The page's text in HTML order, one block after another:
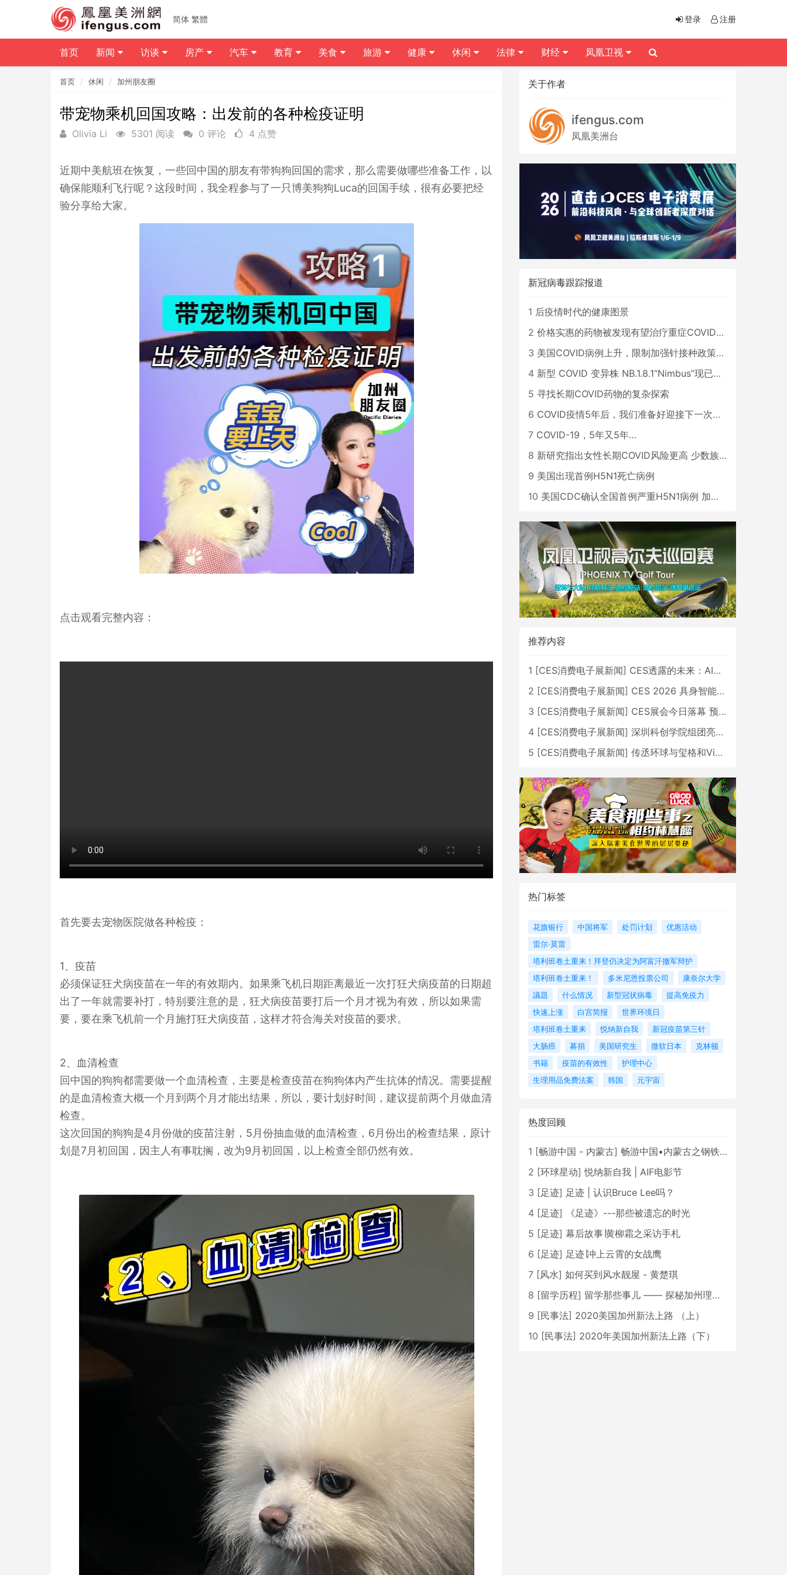
首页 休闲 加州朋友圈
带宠物乘机回国攻略：出发前的各种检疫证明
Olivia Li 5301 阅读 0 评论 4 点赞
近期中美航班在恢复，一些回中国的朋友有带狗狗回国的需求，那么需要做哪些准备工作，以
确保能顺利飞行呢？这段时间，我全程参与了一只博美狗狗Luca的回国手续，很有必要把经
验分享给大家。
点击观看完整内容：
首先要去宠物医院做各种检疫：
1、疫苗
必须保证狂犬病疫苗在一年的有效期内。如果乘飞机日期距离最近一次打狂犬病疫苗的日期超
出了一年就需要补打，特别要注意的是，狂犬病疫苗要打后一个月才视为有效，所以如果需
要，要在乘飞机前一个月施打狂犬病疫苗，这样才符合海关对疫苗的要求。
2、血清检查
回中国的狗狗都需要做一个血清检查，主要是检查疫苗在狗狗体内产生抗体的情况。需要提醒
的是血清检查大概一个月到两个月才能出结果，所以，要计划好时间，建议提前两个月做血清
检查。
这次回国的狗狗是4月份做的疫苗注射，5月份抽血做的血清检查，6月份出的检查结果，原计
划是7月初回国，因主人有事耽搁，改为9月初回国，以上检查全部仍然有效。
关于作者
ifengus.com
凤凰美洲台
新冠病毒跟踪报道
1 后疫情时代的健康图景
2 价格实惠的药物被发现有望治疗重症COVID患者
3 美国COVID病例上升，限制加强针接种政策即将出台
4 新型 COVID 变异株 NB.1.8.1“Nimbus”现已在美国占据主导地位
5 寻找长期COVID药物的复杂探索
6 COVID疫情5年后，我们准备好迎接下一次大流行了吗？
7 COVID-19，5年又5年…
8 新研究指出女性长期COVID风险更高 少数族裔儿童存在差异
9 美国出现首例H5N1死亡病例
10 美国CDC确认全国首例严重H5N1病例 加州进入紧急状态
推荐内容
1 [CES消费电子展新闻] CES透露的未来：AI、机器人与智能生活大爆发
2 [CES消费电子展新闻] CES 2026 具身智能与创新领域 中国公司大放异彩
3 [CES消费电子展新闻] CES展会今日落幕 预计2026行业收入将超五千亿美元
4 [CES消费电子展新闻] 深圳科创学院组团亮相CES 广受好评
5 [CES消费电子展新闻] 传丞环球与玺格和VibeLens共同推出全新耳机
热门标签
花旗银行 中国将军 处罚计划
优惠活动
雷尔·莫雷
塔利班卷土重来！拜登仍决定为阿富汗撤军辩护
塔利班卷土重来！
多米尼恩投票公司
康奈尔大学
議題
什么情况 新型冠状病毒
提高免疫力
快速上涨
白宫简报
世界环境日
塔利班卷土重来
悦纳新自我
新冠疫苗第三针
大肠癌
募捐 美国研究生 微软日本
克林顿
书籍
疫苗的有效性
护理中心
生理用品免费法案
韩国 元宇宙
热度回顾
1 [畅游中国 - 内蒙古] 畅游中国•内蒙古之钢铁骄子，魅力包头
2 [环球星动] 悦纳新自我 | AIF电影节
3 [足迹] 足迹 | 认识Bruce Lee吗？
4 [足迹]
《足迹》---那些被遗忘的时光
5 [足迹] 幕后故事∣黄柳霜之采访手札
6 [足迹] 足迹∣冲上云霄的女战鹰
7 [风水] 如何买到风水靓屋 - 黄楚琪
8 [留学历程] 留学那些事儿 —— 探秘加州理工学院Caltech博士生活 [上集]
9 [民事法] 2020美国加州新法上路 （上）
10 [民事法] 2020年美国加州新法上路（下）
简体 繁體 登录 注册
首页 新闻 访谈 房产 汽车 教育 美食 旅游 健康 休闲 法律 财经 凤凰卫视